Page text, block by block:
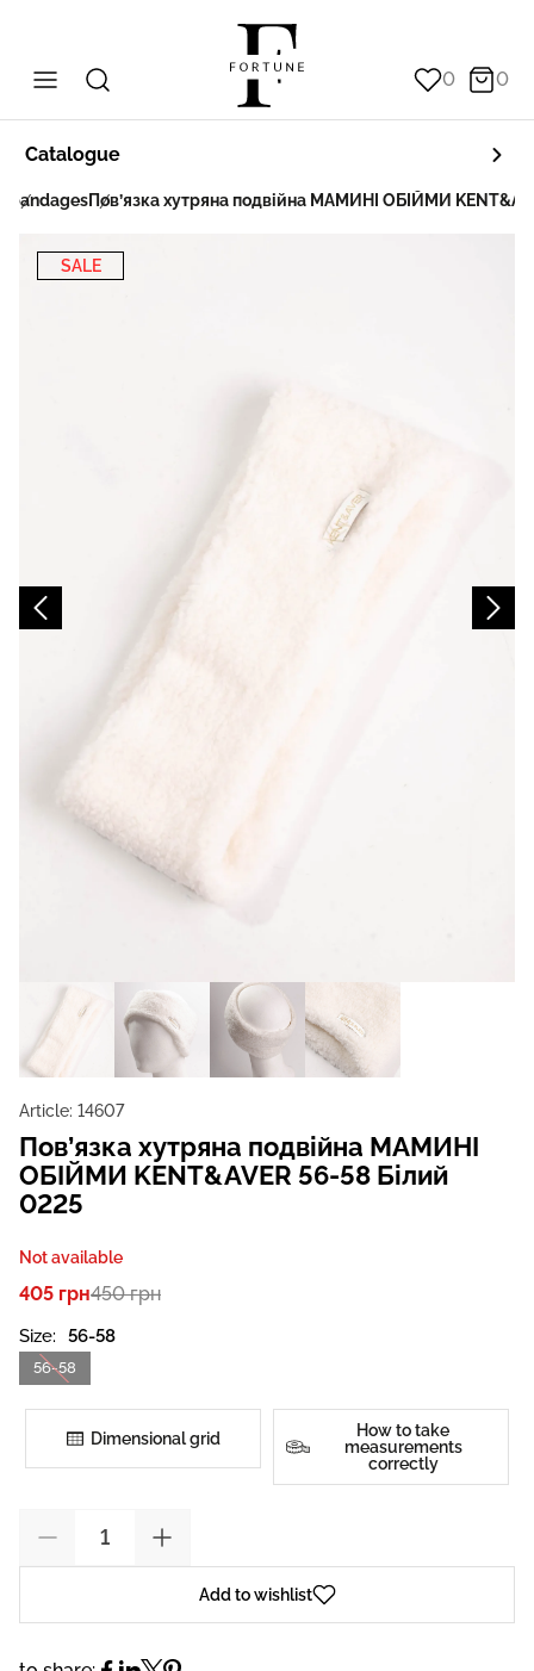
0 0
Catalogue
bandagesПов’язка хутряна подвійна МАМИНІ ОБІЙМИ
SALE
Article: 14607
Пов’язка хутряна подвійна МАМИНІ
ОБІЙМИ KENT&AVER 56-58 Білий
0225
Not available
405 грн450 грн
Size: 56-58
56-58
Dimensional grid
How to take
measurements
correctly
Add to wishlist